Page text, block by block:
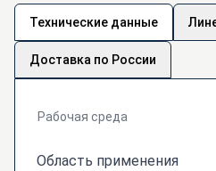
Технические данные
Доставка по России
Рабочая среда
Область применения